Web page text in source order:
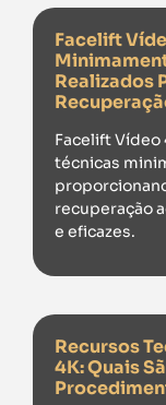
Facelift
Realizados
Facelift Vídeo
técnicas
recuperação
e eficazes.
Recursos
4K: Quais